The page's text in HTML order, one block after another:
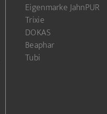
Eigenmarke JahnPUR
Trixie
DOKAS
Beaphar
Tubi